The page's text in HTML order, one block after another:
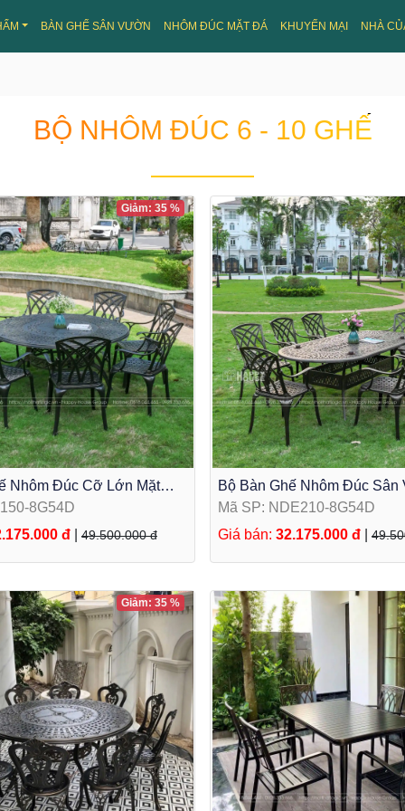
BÀN GHẾ SÂN VƯỜN NHÔM ĐÚC MẶT ĐÁ KHUYẾN MẠI NHÀ
BỘ NHÔM ĐÚC 6 - 10 GHẾ
Nhôm Đúc Cỡ Lớn Mặt
Ánh Đồng 8 Ghế ND150-
8G54D
đ 49.500.000 đ
Giảm: 35 %
Bộ Bàn Ghế Nhôm Đúc Sân
ghế Lựa chọn đẳng cấp cho
Mã SP: NDE210-8G54D
Giá bán: 32.175.000 đ
Giảm: 35 %